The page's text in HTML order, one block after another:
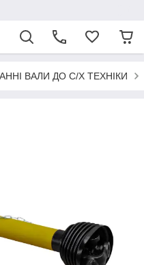
ВАЛИ ДО С/Х ТЕХНІКИ